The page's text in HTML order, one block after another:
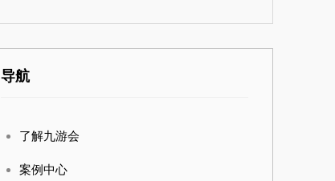
导航
了解九游会
案例中心